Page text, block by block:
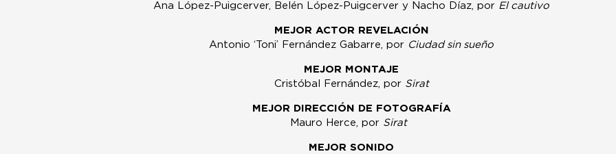
Ana López-Puigcerver, Belén López-Puigcerver y Nacho Díaz, por El cautivo
MEJOR ACTOR REVELACIÓN
Antonio ‘Toni’ Fernández Gabarre, por Ciudad sin sueño
MEJOR MONTAJE
Cristóbal Fernández, por Sirat
MEJOR DIRECCIÓN DE FOTOGRAFÍA
Mauro Herce, por Sirat
MEJOR SONIDO